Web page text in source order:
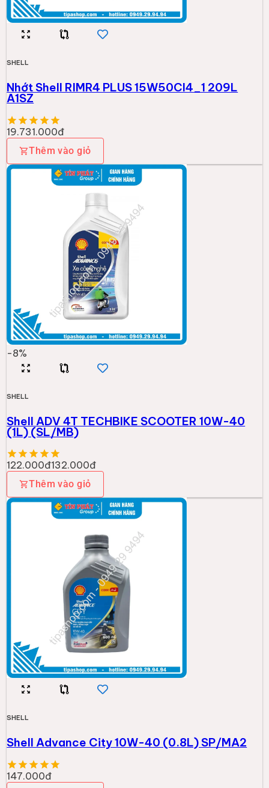
SHELL
Nhớt Shell RIMR4 PLUS 15W50CI4_1 209L
A1SZ
19.731.000đ
Thêm vào giỏ
-8%
SHELL
Shell ADV 4T TECHBIKE SCOOTER 10W-40
(1L) (SL/MB)
122.000đ132.000đ
Thêm vào giỏ
SHELL
Shell Advance City 10W-40 (0.8L) SP/MA2
147.000đ